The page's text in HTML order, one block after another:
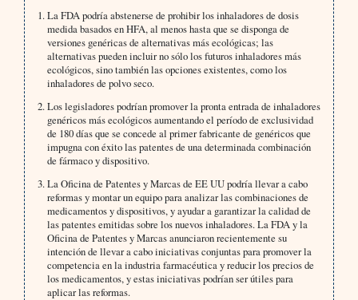
La FDA podría abstenerse de prohibir los inhaladores de dosis
medida basados en HFA, al menos hasta que se disponga de
versiones genéricas de alternativas más ecológicas; las
alternativas pueden incluir no sólo los futuros inhaladores más
ecológicos, sino también las opciones existentes, como los
inhaladores de polvo seco.
Los legisladores podrían promover la pronta entrada de inhaladores
genéricos más ecológicos aumentando el período de exclusividad
de 180 días que se concede al primer fabricante de genéricos que
impugna con éxito las patentes de una determinada combinación
de fármaco y dispositivo.
La Oficina de Patentes y Marcas de EE UU podría llevar a cabo
reformas y montar un equipo para analizar las combinaciones de
medicamentos y dispositivos, y ayudar a garantizar la calidad de
las patentes emitidas sobre los nuevos inhaladores. La FDA y la
Oficina de Patentes y Marcas anunciaron recientemente su
intención de llevar a cabo iniciativas conjuntas para promover la
competencia en la industria farmacéutica y reducir los precios de
los medicamentos, y estas iniciativas podrían ser útiles para
aplicar las reformas.